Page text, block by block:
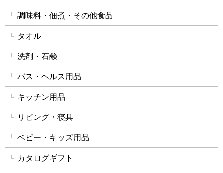
調味料・佃煮・その他食品
タオル
洗剤・石鹸
バス・ヘルス用品
キッチン用品
リビング・寝具
ベビー・キッズ用品
カタログギフト